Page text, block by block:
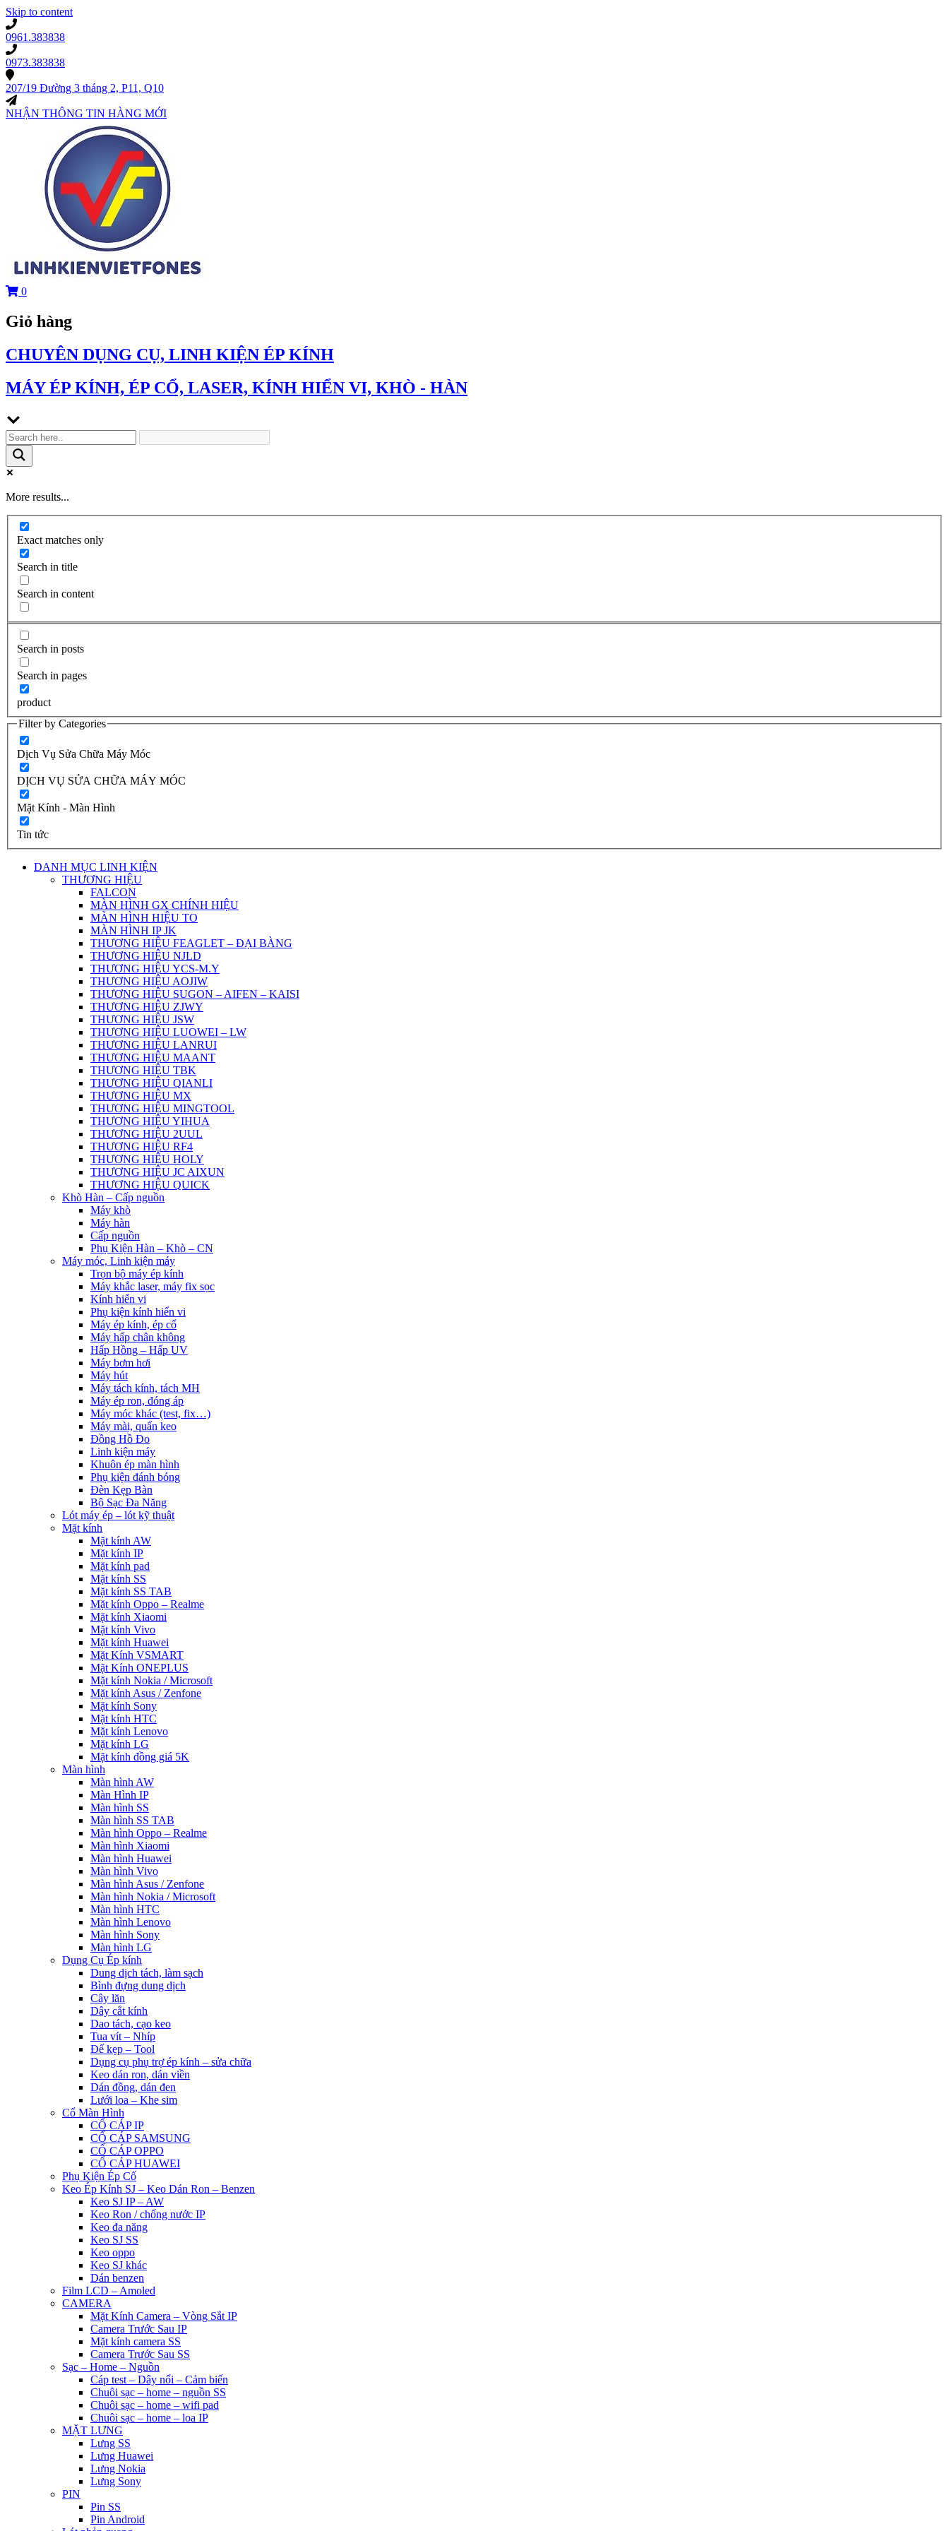
Skip to content
0961.383838
0973.383838
207/19 Đường 3 tháng 2, P11, Q10
NHẬN THÔNG TIN HÀNG MỚI
0
Giỏ hàng
CHUYÊN DỤNG CỤ, LINH KIỆN ÉP KÍNH
MÁY ÉP KÍNH, ÉP CỔ, LASER, KÍNH HIỂN VI, KHÒ - HÀN
More results...
Exact matches only
Search in title
Search in content
Search in posts
Search in pages
product
Filter by Categories
Dịch Vụ Sửa Chữa Máy Móc
DỊCH VỤ SỬA CHỮA MÁY MÓC
Mặt Kính - Màn Hình
Tin tức
DANH MỤC LINH KIỆN
THƯƠNG HIỆU
FALCON
MÀN HÌNH GX CHÍNH HIỆU
MÀN HÌNH HIỆU TO
MÀN HÌNH IP JK
THƯƠNG HIỆU FEAGLET – ĐẠI BÀNG
THƯƠNG HIỆU NJLD
THƯƠNG HIỆU YCS-M.Y
THƯƠNG HIỆU AOJIW
THƯƠNG HIỆU SUGON – AIFEN – KAISI
THƯƠNG HIỆU ZJWY
THƯƠNG HIỆU JSW
THƯƠNG HIỆU LUOWEI – LW
THƯƠNG HIỆU LANRUI
THƯƠNG HIỆU MAANT
THƯƠNG HIỆU TBK
THƯƠNG HIỆU QIANLI
THƯƠNG HIỆU MX
THƯƠNG HIỆU MINGTOOL
THƯƠNG HIỆU YIHUA
THƯƠNG HIỆU 2UUL
THƯƠNG HIỆU RF4
THƯƠNG HIỆU HOLY
THƯƠNG HIỆU JC AIXUN
THƯƠNG HIỆU QUICK
Khò Hàn – Cấp nguồn
Máy khò
Máy hàn
Cấp nguồn
Phụ Kiện Hàn – Khò – CN
Máy móc, Linh kiện máy
Trọn bộ máy ép kính
Máy khắc laser, máy fix sọc
Kính hiển vi
Phụ kiện kính hiển vi
Máy ép kính, ép cổ
Máy hấp chân không
Hấp Hồng – Hấp UV
Máy bơm hơi
Máy hút
Máy tách kính, tách MH
Máy ép ron, đóng áp
Máy móc khác (test, fix…)
Máy mài, quấn keo
Đồng Hồ Đo
Linh kiện máy
Khuôn ép màn hình
Phụ kiện đánh bóng
Đèn Kẹp Bàn
Bộ Sạc Đa Năng
Lót máy ép – lót kỹ thuật
Mặt kính
Mặt kính AW
Mặt kính IP
Mặt kính pad
Mặt kính SS
Mặt kính SS TAB
Mặt kính Oppo – Realme
Mặt kính Xiaomi
Mặt kính Vivo
Mặt kính Huawei
Mặt Kính VSMART
Mặt Kính ONEPLUS
Mặt kính Nokia / Microsoft
Mặt kính Asus / Zenfone
Mặt kính Sony
Mặt kính HTC
Mặt kính Lenovo
Mặt kính LG
Mặt kính đồng giá 5K
Màn hình
Màn hình AW
Màn Hình IP
Màn hình SS
Màn hình SS TAB
Màn hình Oppo – Realme
Màn hình Xiaomi
Màn hình Huawei
Màn hình Vivo
Màn hình Asus / Zenfone
Màn hình Nokia / Microsoft
Màn hình HTC
Màn hình Lenovo
Màn hình Sony
Màn hình LG
Dụng Cụ Ép kính
Dung dịch tách, làm sạch
Bình đựng dung dịch
Cây lăn
Dây cắt kính
Dao tách, cạo keo
Tua vít – Nhíp
Đế kẹp – Tool
Dụng cụ phụ trợ ép kính – sửa chữa
Keo dán ron, dán viền
Dán đồng, dán đen
Lưới loa – Khe sim
Cổ Màn Hình
CỔ CÁP IP
CỔ CÁP SAMSUNG
CỔ CÁP OPPO
CỔ CÁP HUAWEI
Phụ Kiện Ép Cố
Keo Ép Kính SJ – Keo Dán Ron – Benzen
Keo SJ IP – AW
Keo Ron / chống nước IP
Keo đa năng
Keo SJ SS
Keo oppo
Keo SJ khác
Dán benzen
Film LCD – Amoled
CAMERA
Mặt Kính Camera – Vòng Sắt IP
Camera Trước Sau IP
Mặt kính camera SS
Camera Trước Sau SS
Sạc – Home – Nguồn
Cáp test – Dây nối – Cảm biến
Chuôi sạc – home – nguồn SS
Chuôi sạc – home – wifi pad
Chuôi sạc – home – loa IP
MẶT LƯNG
Lưng SS
Lưng Huawei
Lưng Nokia
Lưng Sony
PIN
Pin SS
Pin Android